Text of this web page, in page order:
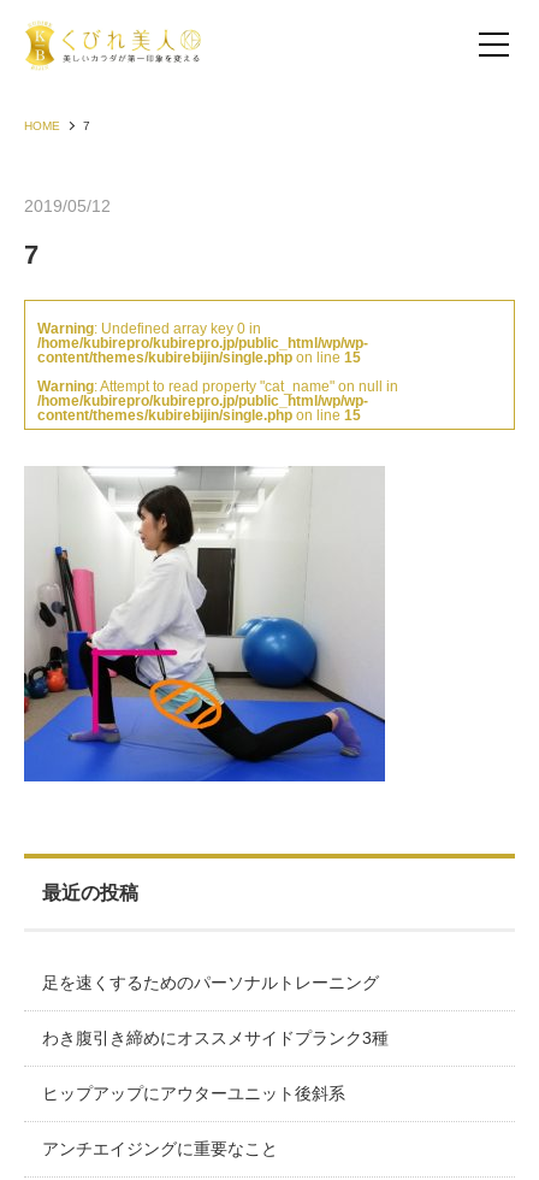
お客様の声（30代以下）
お客様の声（40代）
お客様の声（50代以上）
お客様の声（男性）
HOME 7
2019/05/12
7
Warning: Undefined array key 0 in
/home/kubirepro/kubirepro.jp/public_html/wp/wp-
content/themes/kubirebijin/single.php on line 15
Warning: Attempt to read property "cat_name" on null in
/home/kubirepro/kubirepro.jp/public_html/wp/wp-
content/themes/kubirebijin/single.php on line 15
最近の投稿
足を速くするためのパーソナルトレーニング
わき腹引き締めにオススメサイドプランク3種
ヒップアップにアウターユニット後斜系
アンチエイジングに重要なこと